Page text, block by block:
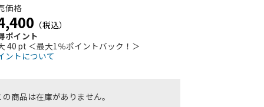
価格
（税込）
ポイント
40 pt ＜最大1％ポイントバック！＞
ントについて
の商品は在庫がありません。